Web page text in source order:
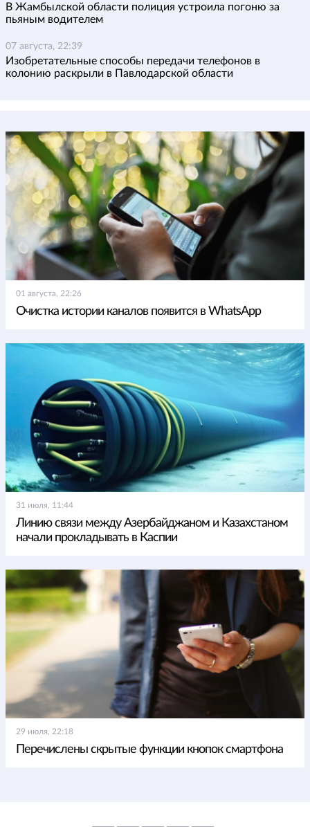
В Жамбылской области полиция устроила погоню за
пьяным водителем
07 августа, 22:39
Изобретательные способы передачи телефонов в
колонию раскрыли в Павлодарской области
01 августа, 22:26
Очистка истории каналов появится в WhatsApp
31 июля, 11:44
Линию связи между Азербайджаном и Казахстаном
начали прокладывать в Каспии
29 июля, 22:18
Перечислены скрытые функции кнопок смартфона